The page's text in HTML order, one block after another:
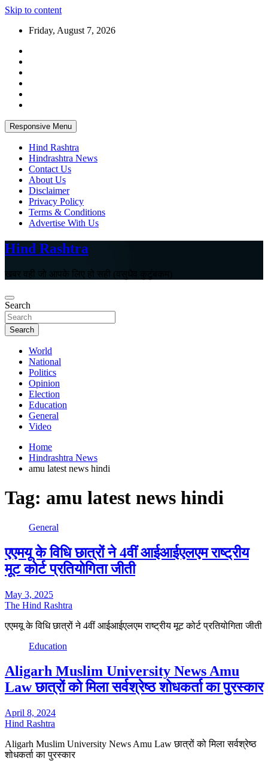
Skip to content
Friday, August 7, 2026
Responsive Menu
Hind Rashtra
Hindrashtra News
Contact Us
About Us
Disclaimer
Privacy Policy
Terms & Conditions
Advertise With Us
Hind Rashtra
खबर वही जो आपके लिए हो सही (वसुधैव कुटुंबकम)
Search
Search
World
National
Politics
Opinion
Election
Education
General
Video
Home
Hindrashtra News
amu latest news hindi
Tag: amu latest news hindi
General
एएमयू के विधि छात्रों ने 4वीं आईआईएलएम राष्ट्रीय
मूट कोर्ट प्रतियोगिता जीती
May 3, 2025
The Hind Rashtra
एएमयू के विधि छात्रों ने 4वीं आईआईएलएम राष्ट्रीय मूट कोर्ट प्रतियोगिता जीती
Education
Aligarh Muslim University News Amu
Law छात्रों को मिला सर्वश्रेष्ठ शोधकर्ता का पुरस्कार
April 8, 2024
Hind Rashtra
Aligarh Muslim University News Amu Law छात्रों को मिला सर्वश्रेष्ठ
शोधकर्ता का पुरस्कार